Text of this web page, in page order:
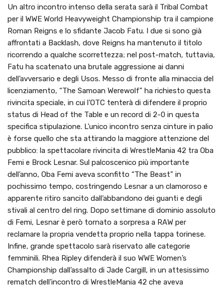
Un altro incontro intenso della serata sarà il Tribal Combat
per il WWE World Heavyweight Championship tra il campione
Roman Reigns e lo sfidante Jacob Fatu. I due si sono già
affrontati a Backlash, dove Reigns ha mantenuto il titolo
ricorrendo a qualche scorrettezza; nel post-match, tuttavia,
Fatu ha scatenato una brutale aggressione ai danni
dell’avversario e degli Usos. Messo di fronte alla minaccia del
licenziamento, “The Samoan Werewolf” ha richiesto questa
rivincita speciale, in cui l’OTC tenterà di difendere il proprio
status di Head of the Table e un record di 2-0 in questa
specifica stipulazione. L’unico incontro senza cinture in palio
è forse quello che sta attirando la maggiore attenzione del
pubblico: la spettacolare rivincita di WrestleMania 42 tra Oba
Femi e Brock Lesnar. Sul palcoscenico più importante
dell’anno, Oba Femi aveva sconfitto “The Beast” in
pochissimo tempo, costringendo Lesnar a un clamoroso e
apparente ritiro sancito dall’abbandono dei guanti e degli
stivali al centro del ring. Dopo settimane di dominio assoluto
di Femi, Lesnar è però tornato a sorpresa a RAW per
reclamare la propria vendetta proprio nella tappa torinese.
Infine, grande spettacolo sarà riservato alle categorie
femminili. Rhea Ripley difenderà il suo WWE Women’s
Championship dall’assalto di Jade Cargill, in un attesissimo
rematch dell’incontro di WrestleMania 42 che aveva